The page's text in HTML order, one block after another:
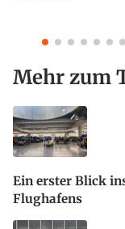
Mehr zum
Ein erster Blick
Flughafens